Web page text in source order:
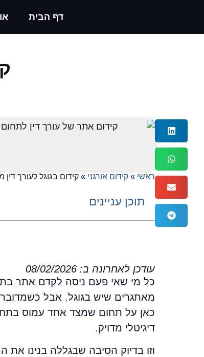
דף הבית
ראשי » קידום אורגני » קידום בגוגל לעורך
תוכן עניינים
עודכן לאחרונה ב: 08/02/2026
כל מי שאי פעם ניסה לקדם אתר
מאתגרים שיש בגוגל. אבל כשמדובר
כאן על תחום שמצד אחד עמוס
דיגיטלי מדויק.
וזו בדיוק הסיבה שבגללה בנינו את